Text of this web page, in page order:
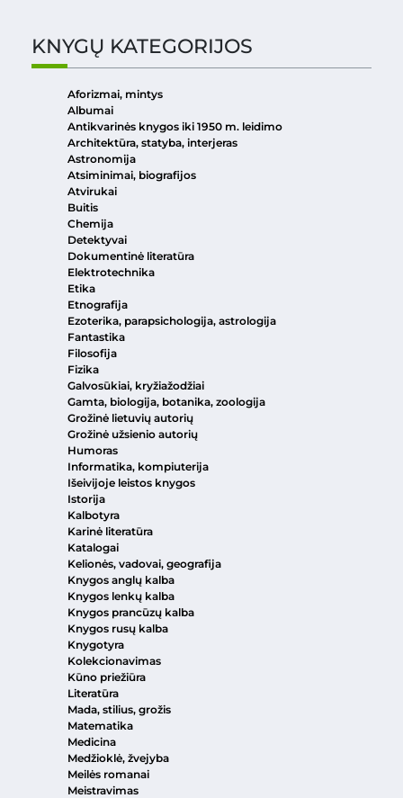
KNYGŲ KATEGORIJOS
Aforizmai, mintys
Albumai
Antikvarinės knygos iki 1950 m. leidimo
Architektūra, statyba, interjeras
Astronomija
Atsiminimai, biografijos
Atvirukai
Buitis
Chemija
Detektyvai
Dokumentinė literatūra
Elektrotechnika
Etika
Etnografija
Ezoterika, parapsichologija, astrologija
Fantastika
Filosofija
Fizika
Galvosūkiai, kryžiažodžiai
Gamta, biologija, botanika, zoologija
Grožinė lietuvių autorių
Grožinė užsienio autorių
Humoras
Informatika, kompiuterija
Išeivijoje leistos knygos
Istorija
Kalbotyra
Karinė literatūra
Katalogai
Kelionės, vadovai, geografija
Knygos anglų kalba
Knygos lenkų kalba
Knygos prancūzų kalba
Knygos rusų kalba
Knygotyra
Kolekcionavimas
Kūno priežiūra
Literatūra
Mada, stilius, grožis
Matematika
Medicina
Medžioklė, žvejyba
Meilės romanai
Meistravimas